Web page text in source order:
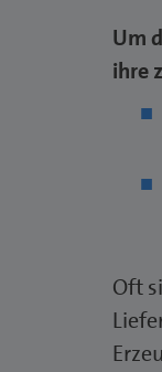
Um
ihre
Oft